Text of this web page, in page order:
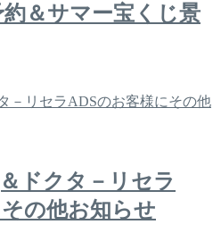
＆サマー宝くじ景
ドクタ－リセラ
の他お知らせ